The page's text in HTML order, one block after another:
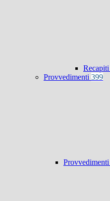
Provvedimenti 399